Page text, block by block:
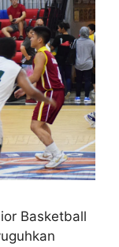
Basketball